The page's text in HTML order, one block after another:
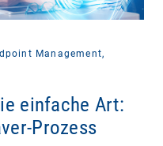
Management,
einfache Art:
Prozess